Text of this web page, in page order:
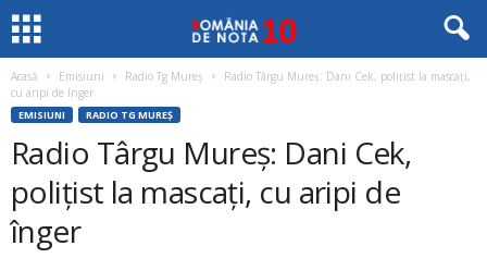
Acasă Emisiuni Radio Tg Mureș
Radio Târgu Mureș: Dani Cek, polițist la mascați,
cu aripi de înger
EMISIUNI RADIO TG MUREȘ
Radio Târgu Mureș: Dani Cek,
polițist la mascați, cu aripi de
înger